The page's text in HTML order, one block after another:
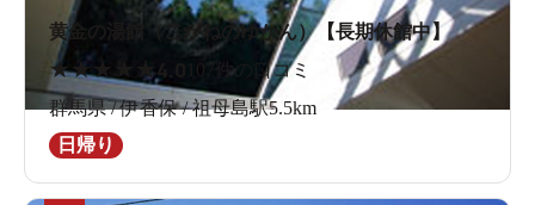
黄金の湯館（こがねのゆかん）【長期休館中】
★★★ ★ ★4.0
107件の口コミ
群馬県 / 伊香保 / 祖母島駅5.5km
日帰り